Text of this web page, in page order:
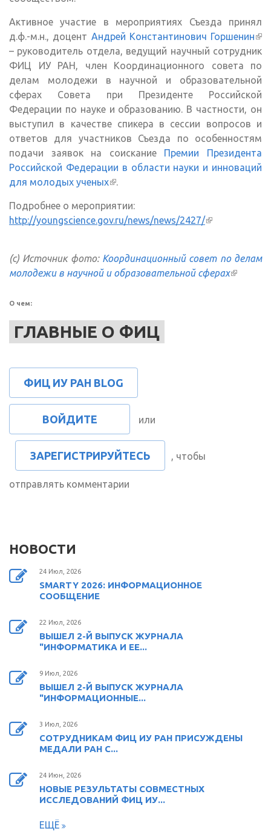
Активное участие в мероприятиях Съезда принял
д.ф.-м.н., доцент Андрей Константинович Горшенин
– руководитель отдела, ведущий научный сотрудник
ФИЦ ИУ РАН, член Координационного совета по
делам молодежи в научной и образовательной
сферах Совета при Президенте Российской
Федерации по науке и образованию. В частности, он
выступил в качестве спикера в сессии вопросов и
ответов для участников Съезда по особенностям
подачи заявок на соискание Премии Президента
Российской Федерации в области науки и инноваций
для молодых ученых(внешняя ссылка)
.
Подробнее о мероприятии:
http://youngscience.gov.ru/news/news/2427/(внешняя
(с) Источник фото: Координационный совет по делам
молодежи в научной и образовательной сферах
О чем:
ГЛАВНЫЕ О ФИЦ
ФИЦ ИУ РАН BLOG
ВОЙДИТЕ или
ЗАРЕГИСТРИРУЙТЕСЬ , чтобы
отправлять комментарии
НОВОСТИ
24 Июл, 2026
SMARTY 2026: ИНФОРМАЦИОННОЕ
СООБЩЕНИЕ
22 Июл, 2026
ВЫШЕЛ 2-Й ВЫПУСК ЖУРНАЛА
"ИНФОРМАТИКА И ЕЕ...
9 Июл, 2026
ВЫШЕЛ 2-Й ВЫПУСК ЖУРНАЛА
"ИНФОРМАЦИОННЫЕ...
3 Июл, 2026
СОТРУДНИКАМ ФИЦ ИУ РАН ПРИСУЖДЕНЫ
МЕДАЛИ РАН С...
24 Июн, 2026
НОВЫЕ РЕЗУЛЬТАТЫ СОВМЕСТНЫХ
ИССЛЕДОВАНИЙ ФИЦ ИУ...
ЕЩЁ